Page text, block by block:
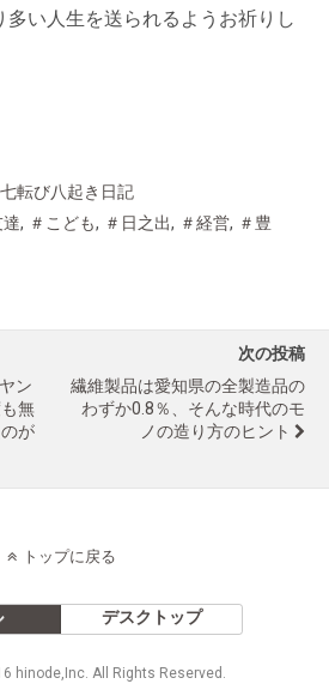
い人生を送られるようお祈りし
転び八起き日記
, ＃こども, ＃日之出, ＃経営, ＃豊
ン
無
が
次の投稿
繊維製品は愛知県の全製造品の
わずか0.8％、そんな時代のモ
ノの造り方のヒント
トップに戻る
デスクトップ
hinode,Inc. All Rights Reserved.